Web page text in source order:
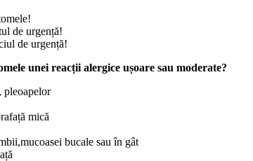
de urgență!
de urgență!
unei reacții alergice ușoare sau moderate?
pleoapelor
mică
bucale sau în gât